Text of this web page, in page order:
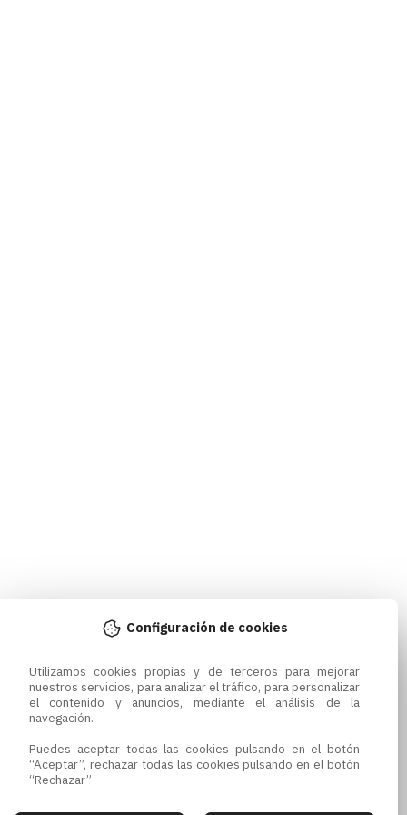
Configuración de cookies
Utilizamos cookies propias y de terceros para mejorar
nuestros servicios, para analizar el tráfico, para personalizar
el contenido y anuncios, mediante el análisis de la
navegación.
Puedes aceptar todas las cookies pulsando en el botón
“Aceptar”, rechazar todas las cookies pulsando en el botón
“Rechazar”